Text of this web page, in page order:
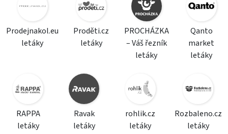
Prodejnakol.eu
letáky
Proděti.cz
letáky
PROCHÁZKA
– Váš řezník
letáky
Qanto
market
letáky
RAPPA
letáky
Ravak
letáky
rohlik.cz
letáky
Rozbaleno.cz
letáky